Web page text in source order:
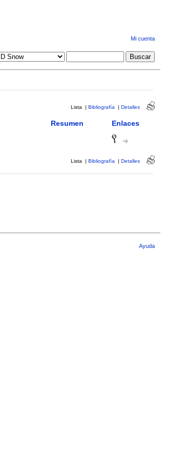
Mi cuenta
Lista | Bibliografía | Detalles
Resumen Enlaces
Lista | Bibliografía | Detalles
Ayuda